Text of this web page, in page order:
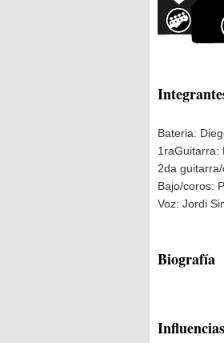
Bateria:
1raGuitarra:
2da
Bajo/coros:
Voz: Jordi
Biografía
Influencias